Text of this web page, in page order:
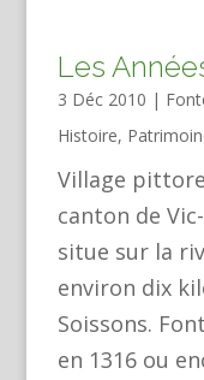
Les
3 Déc 2010 |
Histoire,
Village
canton de
situe sur la
environ dix
Soissons.
en 1316 ou